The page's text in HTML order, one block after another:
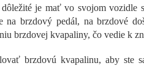
je mať vo svojom
na brzdový pedál, na brzdové
brzdovej kvapaliny, čo vedie k
brzdovú kvapalinu, aby ste